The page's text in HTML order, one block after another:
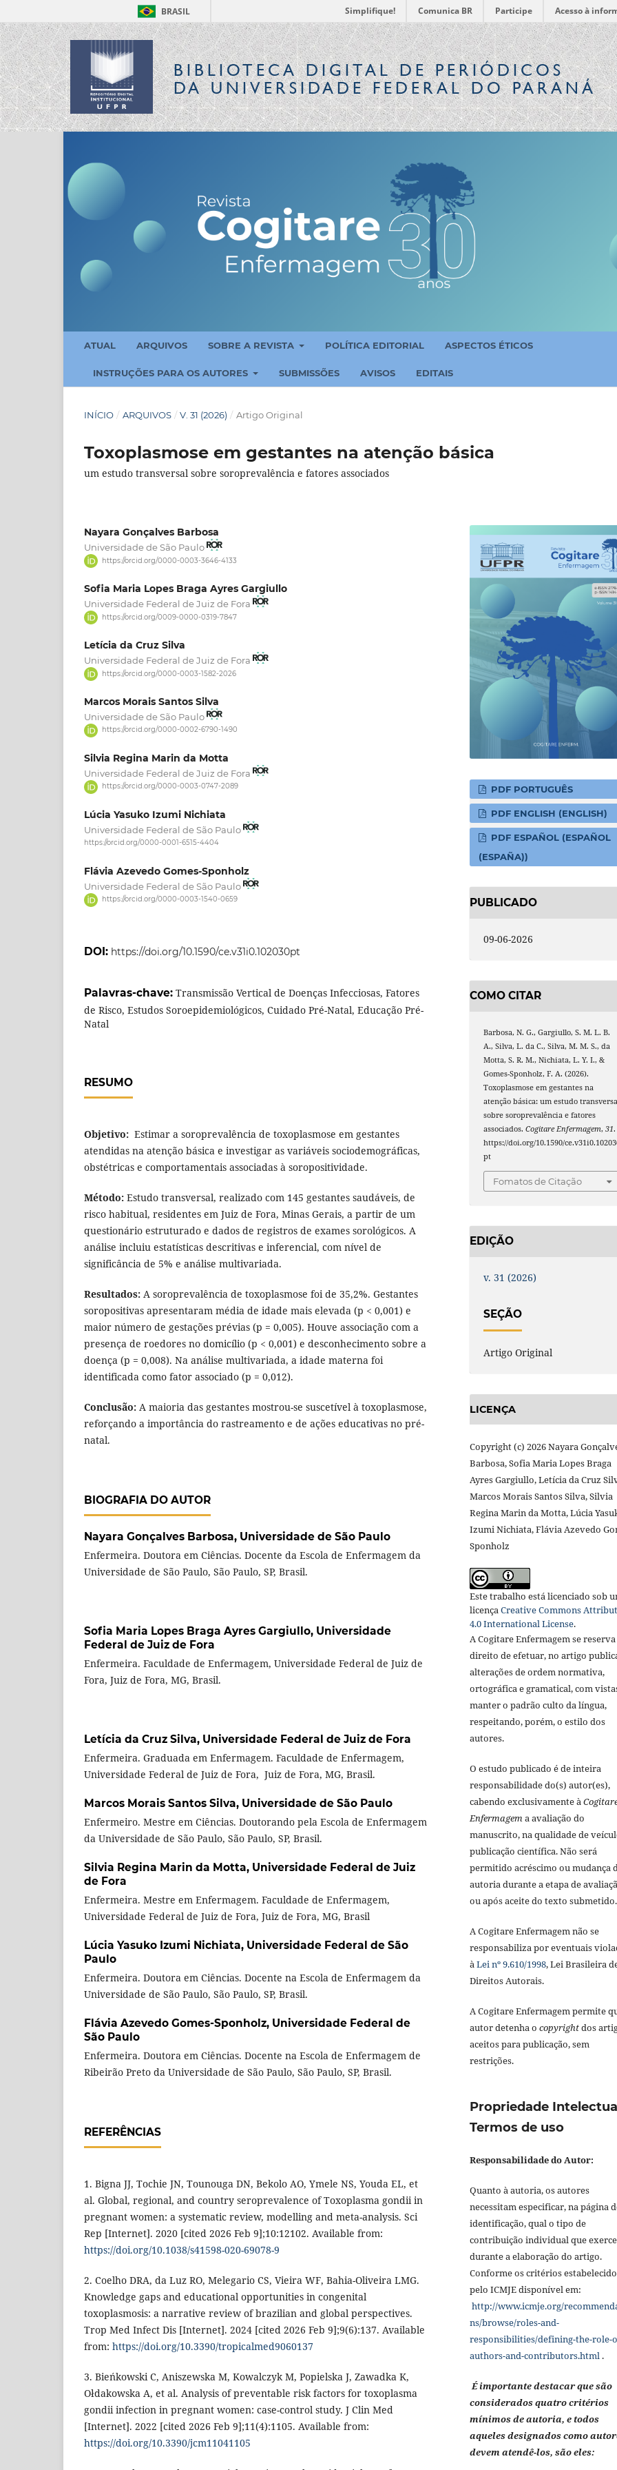
BRASIL Simplifique! Comunica BR Participe Acesso à
BIBLIOTECA DIGITALDE PERIÓDICOS
DA UNIVERSIDADE FEDERAL DO PARANÁ
ATUAL ARQUIVOS SOBRE A REVISTA POLÍTICA EDITORIAL ASPECTOS ÉTICOS
INSTRUÇÕES PARA OS AUTORES SUBMISSÕES AVISOS EDITAIS
INÍCIO / ARQUIVOS / V. 31 (2026) / Artigo Original
Toxoplasmose em gestantes na atenção básica
um estudo transversal sobre soroprevalência e fatores associados
Nayara Gonçalves Barbosa
Universidade de São Paulo
https://orcid.org/0000-0003-3646-4133
Sofia Maria Lopes Braga Ayres Gargiullo
Universidade Federal de Juiz de Fora
https://orcid.org/0009-0000-0319-7847
Letícia da Cruz Silva
Universidade Federal de Juiz de Fora
https://orcid.org/0000-0003-1582-2026
Marcos Morais Santos Silva
Universidade de São Paulo
https://orcid.org/0000-0002-6790-1490
Silvia Regina Marin da Motta
Universidade Federal de Juiz de Fora
https://orcid.org/0000-0003-0747-2089
Lúcia Yasuko Izumi Nichiata
Universidade Federal de São Paulo
https://orcid.org/0000-0001-6515-4404
Flávia Azevedo Gomes-Sponholz
Universidade Federal de São Paulo
https://orcid.org/0000-0003-1540-0659
DOI: https://doi.org/10.1590/ce.v31i0.102030pt
Palavras-chave: Transmissão Vertical de Doenças Infecciosas, Fatores
de Risco, Estudos Soroepidemiológicos, Cuidado Pré-Natal, Educação Pré-
Natal
RESUMO
Objetivo: Estimar a soroprevalência de toxoplasmose em gestantes
atendidas na atenção básica e investigar as variáveis sociodemográficas,
obstétricas e comportamentais associadas à soropositividade.
Método: Estudo transversal, realizado com 145 gestantes saudáveis, de
risco habitual, residentes em Juiz de Fora, Minas Gerais, a partir de um
questionário estruturado e dados de registros de exames sorológicos. A
análise incluiu estatísticas descritivas e inferencial, com nível de
significância de 5% e análise multivariada.
Resultados: A soroprevalência de toxoplasmose foi de 35,2%. Gestantes
soropositivas apresentaram média de idade mais elevada (p < 0,001) e
maior número de gestações prévias (p = 0,005). Houve associação com a
presença de roedores no domicílio (p < 0,001) e desconhecimento sobre a
doença (p = 0,008). Na análise multivariada, a idade materna foi
identificada como fator associado (p = 0,012).
Conclusão: A maioria das gestantes mostrou-se suscetível à toxoplasmose,
reforçando a importância do rastreamento e de ações educativas no pré-
natal.
BIOGRAFIA DO AUTOR
Nayara Gonçalves Barbosa, Universidade de São Paulo
Enfermeira. Doutora em Ciências. Docente da Escola de Enfermagem da
Universidade de São Paulo, São Paulo, SP, Brasil.
Sofia Maria Lopes Braga Ayres Gargiullo, Universidade
Federal de Juiz de Fora
Enfermeira. Faculdade de Enfermagem, Universidade Federal de Juiz de
Fora, Juiz de Fora, MG, Brasil.
Letícia da Cruz Silva, Universidade Federal de Juiz de Fora
Enfermeira. Graduada em Enfermagem. Faculdade de Enfermagem,
Universidade Federal de Juiz de Fora, Juiz de Fora, MG, Brasil.
Marcos Morais Santos Silva, Universidade de São Paulo
Enfermeiro. Mestre em Ciências. Doutorando pela Escola de Enfermagem
da Universidade de São Paulo, São Paulo, SP, Brasil.
Silvia Regina Marin da Motta, Universidade Federal de Juiz
de Fora
Enfermeira. Mestre em Enfermagem. Faculdade de Enfermagem,
Universidade Federal de Juiz de Fora, Juiz de Fora, MG, Brasil
Lúcia Yasuko Izumi Nichiata, Universidade Federal de São
Paulo
Enfermeira. Doutora em Ciências. Docente na Escola de Enfermagem da
Universidade de São Paulo, São Paulo, SP, Brasil.
Flávia Azevedo Gomes-Sponholz, Universidade Federal de
São Paulo
Enfermeira. Doutora em Ciências. Docente na Escola de Enfermagem de
Ribeirão Preto da Universidade de São Paulo, São Paulo, SP, Brasil.
REFERÊNCIAS
1. Bigna JJ, Tochie JN, Tounouga DN, Bekolo AO, Ymele NS, Youda EL, et
al. Global, regional, and country seroprevalence of Toxoplasma gondii in
pregnant women: a systematic review, modelling and meta-analysis. Sci
Rep [Internet]. 2020 [cited 2026 Feb 9];10:12102. Available from:
https://doi.org/10.1038/s41598-020-69078-9
2. Coelho DRA, da Luz RO, Melegario CS, Vieira WF, Bahia-Oliveira LMG.
Knowledge gaps and educational opportunities in congenital
toxoplasmosis: a narrative review of brazilian and global perspectives.
Trop Med Infect Dis [Internet]. 2024 [cited 2026 Feb 9];9(6):137. Available
from: https://doi.org/10.3390/tropicalmed9060137
3. Bieńkowski C, Aniszewska M, Kowalczyk M, Popielska J, Zawadka K,
Ołdakowska A, et al. Analysis of preventable risk factors for toxoplasma
gondii infection in pregnant women: case-control study. J Clin Med
[Internet]. 2022 [cited 2026 Feb 9];11(4):1105. Available from:
https://doi.org/10.3390/jcm11041105
PDF PORTUGUÊS
PDF ENGLISH (ENGLISH)
PDF ESPAÑOL (ESPAÑOL
(ESPAÑA))
PUBLICADO
09-06-2026
COMO CITAR
Barbosa, N. G., Gargiullo, S. M. L. B.
A., Silva, L. da C., Silva, M. M. S., da
Motta, S. R. M., Nichiata, L. Y. I., &
Gomes-Sponholz, F. A. (2026).
Toxoplasmose em gestantes na
atenção básica: um estudo
sobre soroprevalência e fatores
associados.Cogitare Enfermagem,31.
https://doi.org/10.1590/
pt
Fomatos de Citação
EDIÇÃO
v. 31 (2026)
SEÇÃO
Artigo Original
LICENÇA
Copyright (c) 2026 Nayara
Barbosa, Sofia Maria Lopes Braga
Ayres Gargiullo, Letícia da Cruz
Marcos Morais Santos Silva, Silvia
Regina Marin da Motta, Lúcia
Izumi Nichiata, Flávia Azevedo
Sponholz
Este trabalho está licenciado sob
licençaCreative Commons
4.0 International License.
A Cogitare Enfermagem se
direito de efetuar, no artigo
alterações de ordem normativa,
ortográfica e gramatical, com
manter o padrão culto da língua,
respeitando, porém, o estilo dos
autores.
O estudo publicado é de inteira
responsabilidade do(s) autor(es),
cabendo exclusivamente à
Enfermagema avaliação do
manuscrito, na qualidade de
publicação científica. Não será
permitido acréscimo ou mudança
autoria durante a etapa de
ou após aceite do texto submetido.
A Cogitare Enfermagem não se
responsabiliza por eventuais
àLei nº 9.610/1998, Lei Brasileira
Direitos Autorais.
A Cogitare Enfermagem permite
autor detenha o copyrightdos
aceitos para publicação, sem
restrições.
Propriedade
Termos de uso
Responsabilidade do Autor:
Quanto à autoria, os autores
necessitam especificar, na página
identificação, qual o tipo de
contribuição individual que
durante a elaboração do artigo.
Conforme os critérios
pelo ICMJE disponível em:
http://www.icmje.org/
ns/browse/roles-and-
responsibilities/defining-the-role-
authors-and-contributors.html .
É importante destacar que são
considerados quatro critérios
mínimos de autoria, e todos
aqueles designados como
devem atendê-los, são eles: